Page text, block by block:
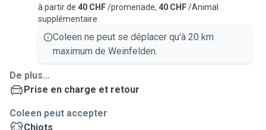
à partir de 40 CHF/promenade, 40 CHF/Animal
supplémentaire
Coleen ne peut se déplacer qu'à 20 km
maximum de Weinfelden.
De plus...
Prise en charge et retour
Coleen peut accepter
Chiots